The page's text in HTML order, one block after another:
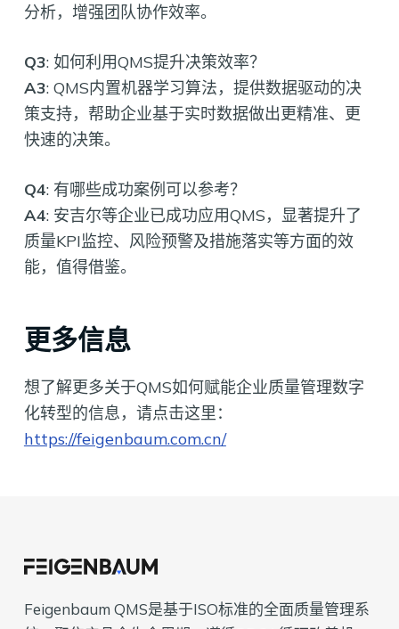
分析，增强团队协作效率。
Q3: 如何利用QMS提升决策效率？
A3: QMS内置机器学习算法，提供数据驱动的决
策支持，帮助企业基于实时数据做出更精准、更
快速的决策。
Q4: 有哪些成功案例可以参考？
A4: 安吉尔等企业已成功应用QMS，显著提升了
质量KPI监控、风险预警及措施落实等方面的效
能，值得借鉴。
更多信息
想了解更多关于QMS如何赋能企业质量管理数字
化转型的信息，请点击这里：
https://feigenbaum.com.cn/
Feigenbaum QMS是基于ISO标准的全面质量管理系